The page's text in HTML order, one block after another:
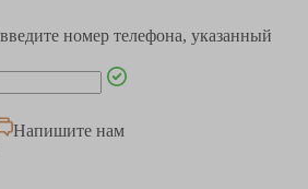
номер телефона, указанный
Напишите нам